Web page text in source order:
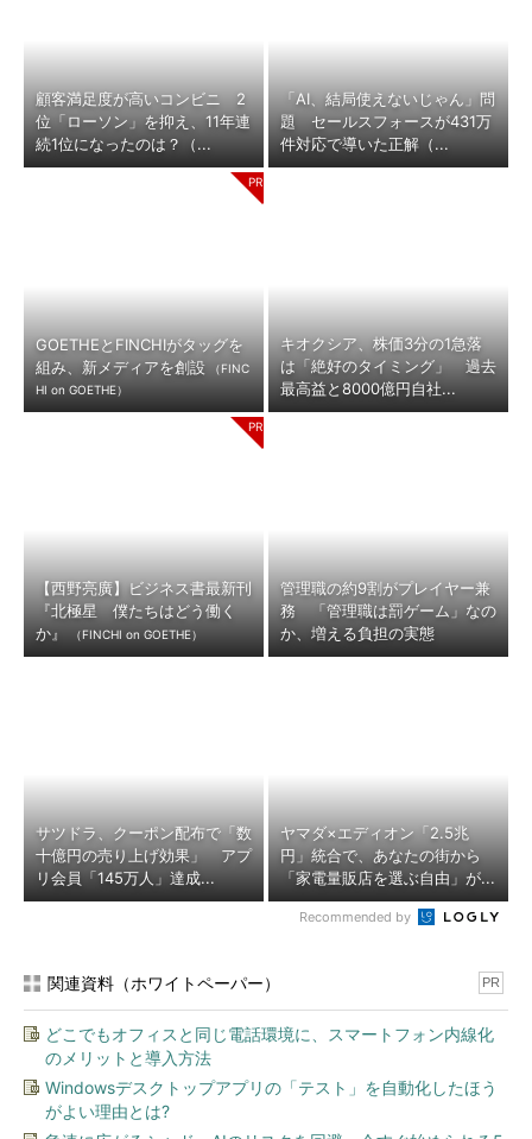
顧客満足度が高いコンビニ 2
位「ローソン」を抑え、11年連
続1位になったのは？（...
「AI、結局使えないじゃん」問
題 セールスフォースが431万
件対応で導いた正解（...
GOETHEとFINCHIがタッグを
組み、新メディアを創設
（FINC
HI on GOETHE）
キオクシア、株価3分の1急落
は「絶好のタイミング」 過去
最高益と8000億円自社...
【西野亮廣】ビジネス書最新刊
『北極星 僕たちはどう働く
か』
（FINCHI on GOETHE）
管理職の約9割がプレイヤー兼
務 「管理職は罰ゲーム」なの
か、増える負担の実態
サツドラ、クーポン配布で「数
十億円の売り上げ効果」 アプ
リ会員「145万人」達成...
ヤマダ×エディオン「2.5兆
円」統合で、あなたの街から
「家電量販店を選ぶ自由」が...
Recommended by
関連資料（ホワイトペーパー） PR
どこでもオフィスと同じ電話環境に、スマートフォン内線化
のメリットと導入方法
Windowsデスクトップアプリの「テスト」を自動化したほう
がよい理由とは?